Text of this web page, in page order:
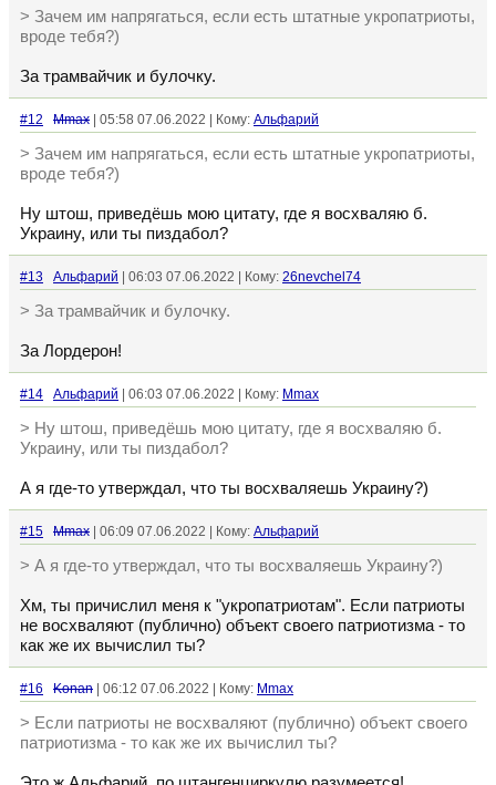
> Зачем им напрягаться, если есть штатные укропатриоты,
вроде тебя?)
За трамвайчик и булочку.
#12 Mmax | 05:58 07.06.2022 | Кому: Альфарий
> Зачем им напрягаться, если есть штатные укропатриоты,
вроде тебя?)
Ну штош, приведёшь мою цитату, где я восхваляю б.
Украину, или ты пиздабол?
#13 Альфарий | 06:03 07.06.2022 | Кому: 26nevchel74
> За трамвайчик и булочку.
За Лордерон!
#14 Альфарий | 06:03 07.06.2022 | Кому: Mmax
> Ну штош, приведёшь мою цитату, где я восхваляю б.
Украину, или ты пиздабол?
А я где-то утверждал, что ты восхваляешь Украину?)
#15 Mmax | 06:09 07.06.2022 | Кому: Альфарий
> А я где-то утверждал, что ты восхваляешь Украину?)
Хм, ты причислил меня к "укропатриотам". Если патриоты
не восхваляют (публично) объект своего патриотизма - то
как же их вычислил ты?
#16 Konan | 06:12 07.06.2022 | Кому: Mmax
> Если патриоты не восхваляют (публично) объект своего
патриотизма - то как же их вычислил ты?